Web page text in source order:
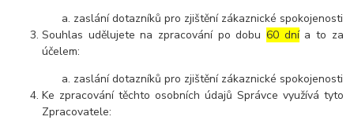
zaslání dotazníků pro zjištění zákaznické spokojenosti
Souhlas udělujete na zpracování po dobu60 dnía to za
účelem:
zaslání dotazníků pro zjištění zákaznické spokojenosti
Ke zpracování těchto osobních údajů Správce využívá tyto
Zpracovatele: